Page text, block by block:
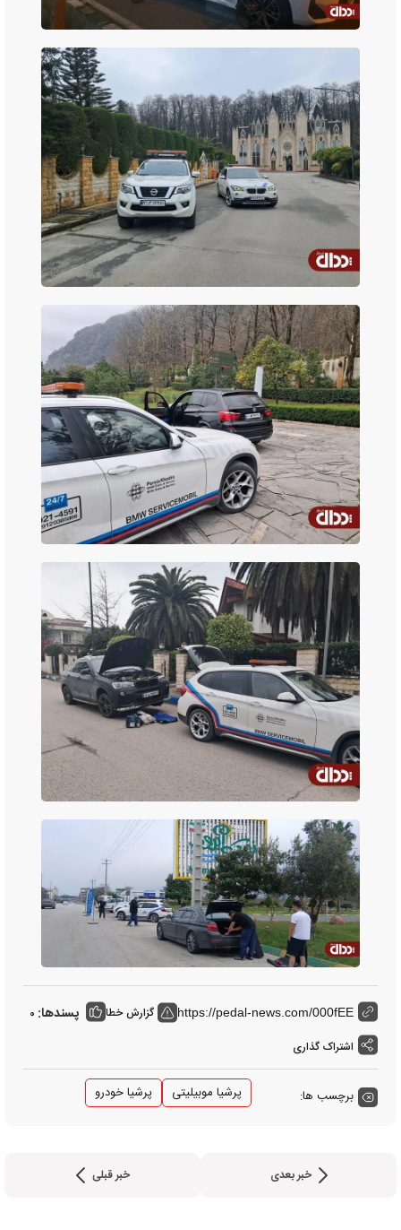
https://pedal-news.com/000fEE گزارش خطا پسندها: 0
اشتراک گذاری
برچسب ها: پرشیا موبیلیتی پرشیا خودرو
خبر بعدی خبر قبلی